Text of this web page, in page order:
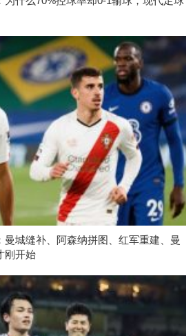
曼城缝补、阿森纳拼图、红军重建、曼
刚开始